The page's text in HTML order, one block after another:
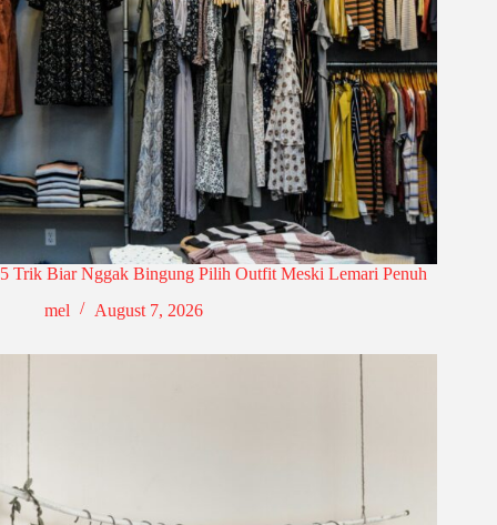
5 Trik Biar Nggak Bingung Pilih Outfit Meski Lemari Penuh
mel
August 7, 2026